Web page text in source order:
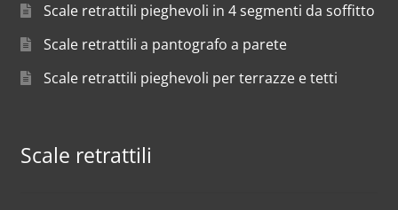
Scale retrattili pieghevoli in 4 segmenti da soffitto
Scale retrattili a pantografo a parete
Scale retrattili pieghevoli per terrazze e tetti
Scale retrattili